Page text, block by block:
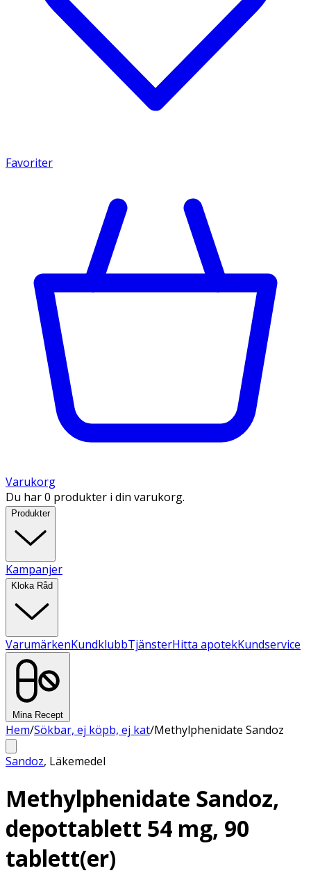
Favoriter
Varukorg
Du har 0 produkter i din varukorg.
Produkter
Kampanjer
Kloka Råd
VarumärkenKundklubbTjänsterHitta apotekKundservice
Mina Recept
Hem/Sökbar, ej köpb, ej kat/Methylphenidate Sandoz
Sandoz, Läkemedel
Methylphenidate Sandoz,
depottablett 54 mg, 90
tablett(er)